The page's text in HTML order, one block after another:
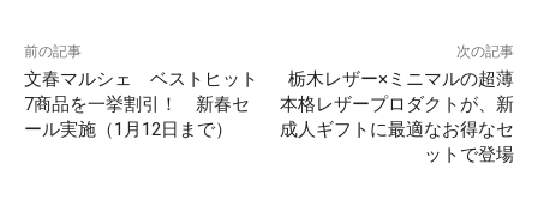
前の記事
文春マルシェ ベストヒット
7商品を一挙割引！ 新春セ
ール実施（1月12日まで）
次の記事
栃木レザー×ミニマルの超薄
本格レザープロダクトが、新
成人ギフトに最適なお得なセ
ットで登場